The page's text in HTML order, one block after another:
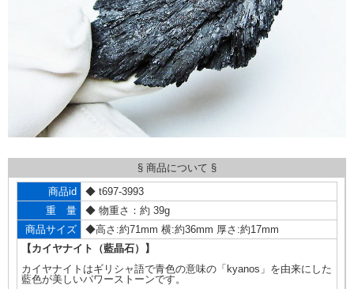
§ 商品について §
商品id
◆ t697-3993
重 量
◆ 物重さ：約 39g
商品サイズ
◆高さ:約71mm 横:約36mm 厚さ:約17mm
【カイヤナイト（藍晶石）】
カイヤナイトはギリシャ語で青色の意味の「kyanos」を由来にした
藍色が美しいパワーストーンです。